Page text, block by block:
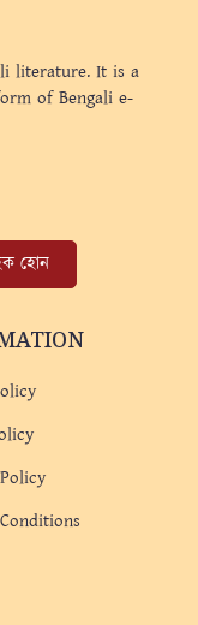
literature. It is a
of Bengali e-
হোন